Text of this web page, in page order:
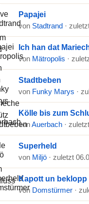
Papajei
von Stadtrand ·
Ich han dat
von Mätropolis ·
Stadtbeben
von Funky Marys ·
Kölle bis zum
vonAuerbach ·
Superheld
von Miljö · zuletzt
Kapott un beklopp
von Domstürmer ·